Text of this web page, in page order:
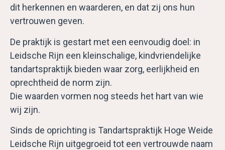
dit herkennen en waarderen, en dat zij ons hun
vertrouwen geven.
De praktijk is gestart met een eenvoudig doel: in
Leidsche Rijn een kleinschalige, kindvriendelijke
tandartspraktijk bieden waar zorg, eerlijkheid en
oprechtheid de norm zijn.
Die waarden vormen nog steeds het hart van wie
wij zijn.
Sinds de oprichting is Tandartspraktijk Hoge Weide
Leidsche Rijn uitgegroeid tot een vertrouwde naam